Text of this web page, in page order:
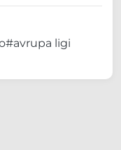
#avrupa ligi